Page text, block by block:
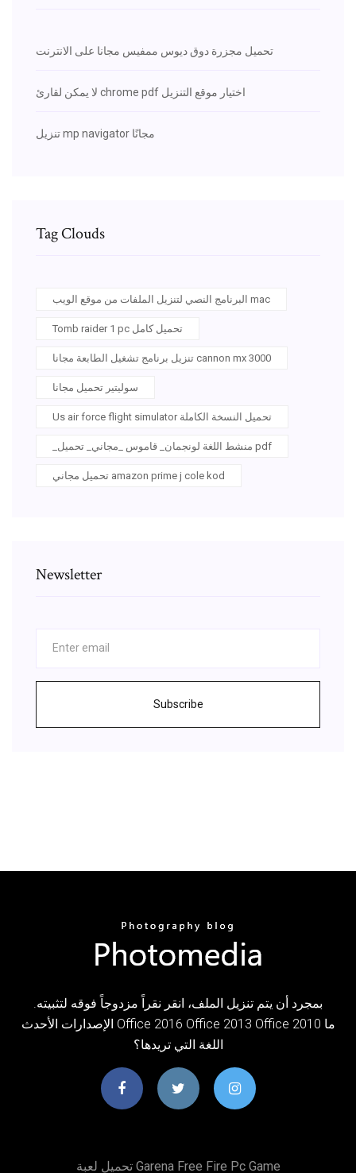
تحميل مجزرة دوق ديوس ممفيس مجانا على الانترنت
لا يمكن لقارئ chrome pdf اختيار موقع التنزيل
تنزيل mp navigator مجانًا
Tag Clouds
البرنامج النصي لتنزيل الملفات من موقع الويب mac
Tomb raider 1 pc تحميل كامل
تنزيل برنامج تشغيل الطابعة مجانا cannon mx 3000
سوليتير تحميل مجانا
Us air force flight simulator تحميل النسخة الكاملة
_منشط اللغة لونجمان_ قاموس _مجاني_ تحميل pdf
تحميل مجاني amazon prime j cole kod
Newsletter
Subscribe
بمجرد أن يتم تنزيل الملف، انقر نقراً مزدوجاً فوقه لتثبيته.
الإصدارات الأحدث Office 2016 Office 2013 Office 2010 ما
اللغة التي تريدها؟
تحميل لعبة Garena Free Fire Pc Game